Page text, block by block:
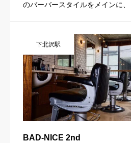
のバーバースタイルをメインに、
王子駅 直進 徒歩5分】 EIKI
下北沢駅
BAD-NICE 2nd